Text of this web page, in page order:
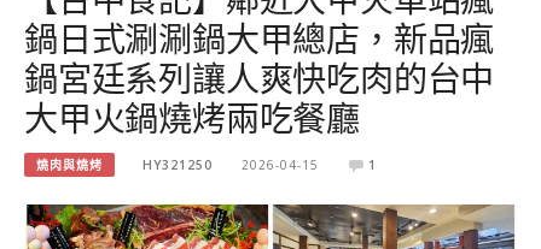
鍋日式涮涮鍋大甲總店，新品瘋
鍋宮廷系列讓人爽快吃肉的台中
大甲火鍋燒烤兩吃餐廳
燒肉與燒烤 HY321250 2026-04-15 1